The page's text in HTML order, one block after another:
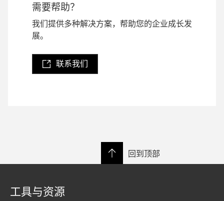
需要帮助？
我们提供多种解决方案，帮助您的企业成长发
展。
联系我们
回到顶部
工具与资源